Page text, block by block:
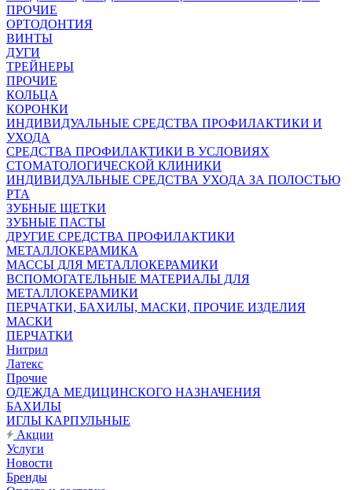
ПРОЧИЕ
ОРТОДОНТИЯ
ВИНТЫ
ДУГИ
ТРЕЙНЕРЫ
ПРОЧИЕ
КОЛЬЦА
КОРОНКИ
ИНДИВИДУАЛЬНЫЕ СРЕДСТВА ПРОФИЛАКТИКИ И
УХОДА
СРЕДСТВА ПРОФИЛАКТИКИ В УСЛОВИЯХ
СТОМАТОЛОГИЧЕСКОЙ КЛИНИКИ
ИНДИВИДУАЛЬНЫЕ СРЕДСТВА УХОДА ЗА ПОЛОСТЬЮ
РТА
ЗУБНЫЕ ЩЕТКИ
ЗУБНЫЕ ПАСТЫ
ДРУГИЕ СРЕДСТВА ПРОФИЛАКТИКИ
МЕТАЛЛОКЕРАМИКА
МАССЫ ДЛЯ МЕТАЛЛОКЕРАМИКИ
ВСПОМОГАТЕЛЬНЫЕ МАТЕРИАЛЫ ДЛЯ
МЕТАЛЛОКЕРАМИКИ
ПЕРЧАТКИ, БАХИЛЫ, МАСКИ, ПРОЧИЕ ИЗДЕЛИЯ
МАСКИ
ПЕРЧАТКИ
Нитрил
Латекс
Прочие
ОДЕЖДА МЕДИЦИНСКОГО НАЗНАЧЕНИЯ
БАХИЛЫ
ИГЛЫ КАРПУЛЬНЫЕ
Акции
Услуги
Новости
Бренды